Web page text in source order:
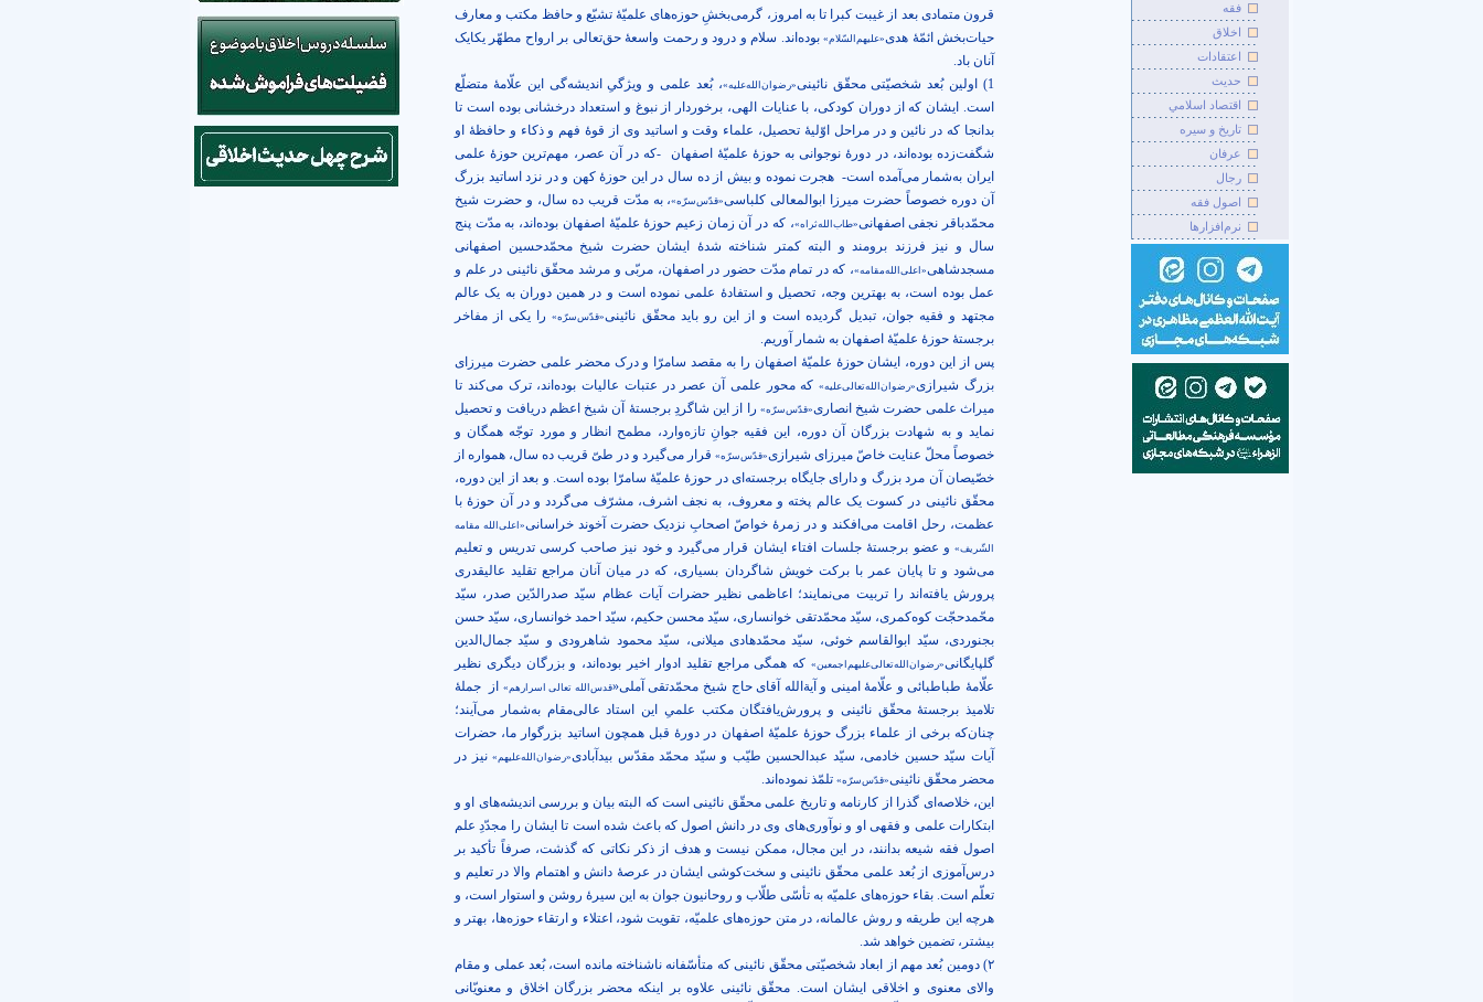
قرون متمادی بعد از غیبت کبرا تا به امروز، گرمی‌بخشِ حوزه‌های علمیّۀ تشیّع و حافظ مکتب و معارف
حیات‌بخش ائمّۀ هدی«علیهم‌السّلام»بوده‌اند. سلام و درود و رحمت واسعۀ حق‌تعالی بر ارواح مطهّر یکایک
آنان باد.
1) اولین بُعد شخصیّتی محقّق نائینی
«رضوان‌الله‌علیه»، بُعد علمی و ویژگیِ اندیشه‌گی این علّامۀ متضلّع
است. ایشان که از دوران کودکی، با عنایات الهی، برخوردار از نبوغ و استعداد درخشانی بوده است تا
بدانجا که در نائین و در مراحل اوّلیۀ تحصیل، علماء وقت و اساتید وی از قوۀ فهم و ذکاء و حافظۀ او
شگفت‌زده بوده‌اند، در دورۀ نوجوانی به حوزۀ علمیّۀ اصفهان
-که در آن عصر، مهم‌ترین حوزۀ علمی
ایران به‌شمار می‌آمده است- هجرت نموده و بیش از ده سال در این حوزۀ کهن و در نزد اساتید بزرگ
آن دوره خصوصاً حضرت میرزا ابوالمعالی کلباسی«قدّس‌سرّه»، به مدّت قریب ده سال، و حضرت شیخ
محمّدباقر نجفی اصفهانی«طاب‌الله‌ثراه»، که در آن زمان زعیم حوزۀ علمیّۀ اصفهان بوده‌اند، به مدّت پنج
سال و نیز فرزند برومند و البته کمتر شناخته شدۀ ایشان حضرت شیخ محمّدحسین اصفهانی
مسجدشاهی«اعلی‌الله‌مقامه»، که در تمام مدّت حضور در اصفهان، مربّی و مرشد محقّق نائینی در علم و
عمل بوده است، به بهترین وجه، تحصیل و استفادۀ علمی نموده است و در همین دوران به یک عالم
مجتهد و فقیه جوان، تبدیل گردیده است و از این رو باید محقّق نائینی«قدّس‌سرّه»را یکی از مفاخر
برجستۀ حوزۀ علمیّۀ اصفهان به شمار آوریم.
پس از این دوره، ایشان حوزۀ علمیّۀ اصفهان را به مقصد سامرّا و درک محضر علمی حضرت میرزای
بزرگ شیرازی«رضوان‌الله‌تعالی‌علیه»که محور علمی آن عصر در عتبات عالیات بوده‌اند، ترک می‌کند تا
میراث علمی حضرت شیخ انصاری«قدّس‌سرّه» را از این شاگردِ برجستۀ آن شیخ اعظم دریافت و تحصیل
نماید و به شهادت بزرگان آن دوره، این فقیه جوانِ تازه‌وارد، مطمح انظار و مورد توجّه همگان و
خصوصاً محلّ عنایت خاصّ میرزای شیرازی«قدّس‌سرّه» قرار می‌گیرد و در طیّ قریب ده سال، همواره از
خصّیصان آن مرد بزرگ و دارای جایگاه برجسته‌ای در حوزۀ علمیّۀ سامرّا بوده است. و بعد از این دوره،
محقّق نائینی در کسوت یک عالم پخته و معروف، به نجف اشرف، مشرّف می‌گردد و در آن حوزۀ با
عظمت، رحل اقامت می‌افکند و در زمرۀ خواصّ اصحابِ نزدیک حضرت آخوند خراسانی«اعلی‌‌الله مقامه
الشّریف» و عضو برجستۀ جلسات افتاء ایشان قرار می‌‌گیرد و خود نیز صاحب کرسی تدریس و تعلیم
می‌‌شود و تا پایان عمر با برکت خویش شاگردان بسیاری، که در میان آنان مراجع تقلید عالیقدری
پرورش یافته‌‌اند را تربیت می‌‌نمایند؛ اعاظمی نظیر حضرات آیات عظام سیّد صدرالدّین صدر، سیّد
محّمدحجّت کوه‌کمری، سیّد محمّدتقی خوانساری، سیّد محسن حکیم، سیّد احمد خوانساری، سیّد حسن
بجنوردی، سیّد ابوالقاسم خوئی، سیّد محمّدهادی میلانی، سیّد محمود شاهرودی و سیّد جمال‌الدین
گلپایگانی«رضوان‌‌الله‌تعالی‌‌علیهم‌اجمعین» که همگی مراجع تقلید ادوار اخیر بوده‌‌اند، و بزرگان دیگری نظیر
علّامۀ طباطبائی و علّامۀ امینی و آیة‌الله آقای حاج شیخ محمّدتقی آملی«قدس‌‌الله تعالی ‌اسرارهم» از
جملۀ
تلامیذ برجستۀ محقّق نائینی و پرورش‌‌یافتگان مکتب علمیِ این استاد عالی‌‌مقام به‌‌شمار می‌‌آیند؛
چنان‌‌که برخی از علماء بزرگ حوزۀ علمیّۀ اصفهان در دورۀ قبل همچون اساتید بزرگوار ما، حضرات
آیات سیّد حسین خادمی، سیّد عبدالحسین طیّب و سیّد محمّد مقدّس بیدآبادی«رضوان‌‌الله‌‌علیهم»نیز در
محضر محقّق نائینی«قدّس‌‌سرّه» تلمّذ نموده‌‌اند.
این، خلاصه‌‌ای گذرا از کارنامه و تاریخ علمی محقّق نائینی است که البته بیان و بررسی اندیشه‌‌های او و
ابتکارات علمی و فقهی او و نوآوری‌‌های وی در دانش اصول که باعث شده است تا ایشان را مجدّدِ علم
اصول فقه شیعه بدانند، در این مجال، ممکن نیست و هدف از ذکر نکاتی که گذشت، صرفاً تأکید بر
درس‌‌آموزی از بُعد علمی محقّق نائینی و سخت‌‌کوشی ایشان در عرصۀ دانش و اهتمام والا در تعلیم و
تعلّم است. بقاء حوزه‌‌های علمیّه به تأسّی طلّاب و روحانیون جوان به این سیرۀ روشن و استوار است، و
هرچه این طریقه و روش عالمانه، در متن حوزه‌‌های علمیّه، تقویت شود، اعتلاء و ارتقاء حوزه‌‌ها، بهتر و
بیشتر، تضمین خواهد شد.
٢) دومین بُعد مهم از ابعاد شخصیّتی محقّق نائینی که متأسّفانه ناشناخته مانده است، بُعد عملی و مقام
والای معنوی و اخلاقی ایشان است. محقّق نائینی علاوه بر اینکه محضر بزرگان اخلاق و معنویّانی
فقه
اخلاق
اعتقادات
حديث
اقتصاد اسلامي
تاريخ و سيره
عرفان
رجال
اصول فقه
نرم‌افزارها